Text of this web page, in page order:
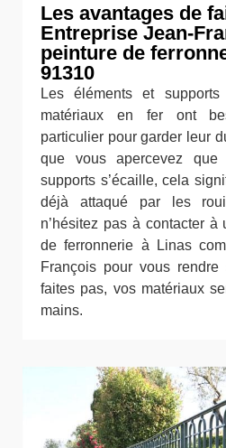
Les avantages de
Entreprise Jean-
peinture de
91310
Les éléments et
matériaux en fer ont
particulier pour garder leur
que vous apercevez
supports s’écaille, cela
déjà attaqué par les
n’hésitez pas à contacter
de ferronnerie à Linas
François pour vous
faites pas, vos matériaux
mains.